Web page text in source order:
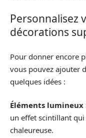
Personnalisez
décorations
Pour donner encore
vous pouvez ajouter
quelques idées :
Éléments lumineux
un effet scintillant
chaleureuse.